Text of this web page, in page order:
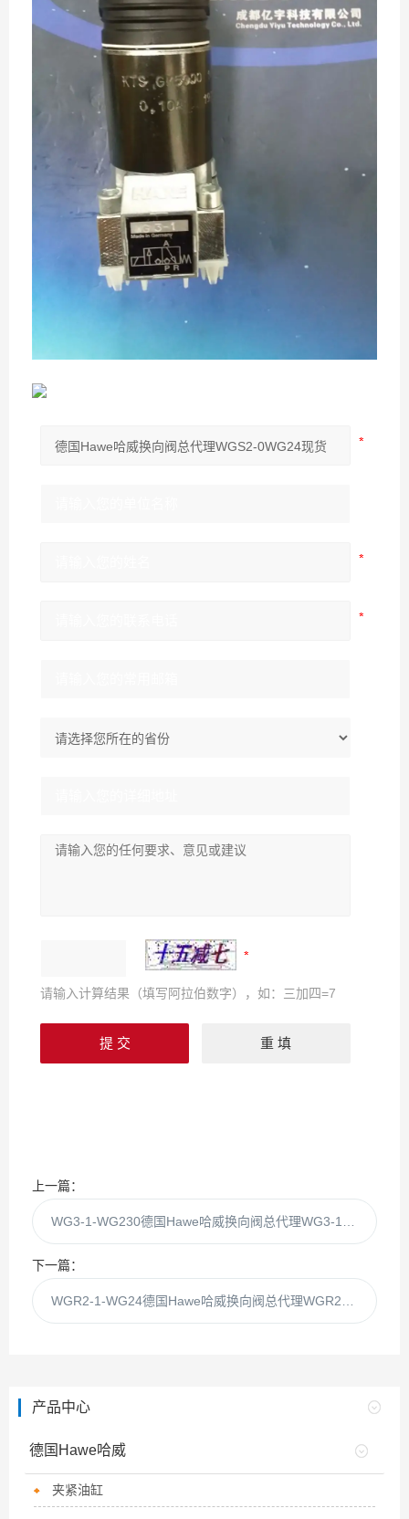
请输入计算结果（填写阿拉伯数字），如：三加四=7
上一篇：
下一篇：
产品中心
德国Hawe哈威
夹紧油缸